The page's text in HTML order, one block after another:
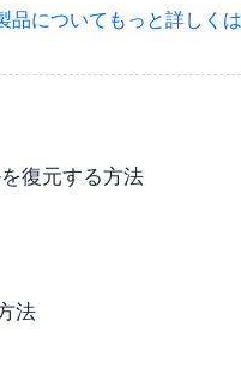
品についてもっと詳しく
復元する方法
法